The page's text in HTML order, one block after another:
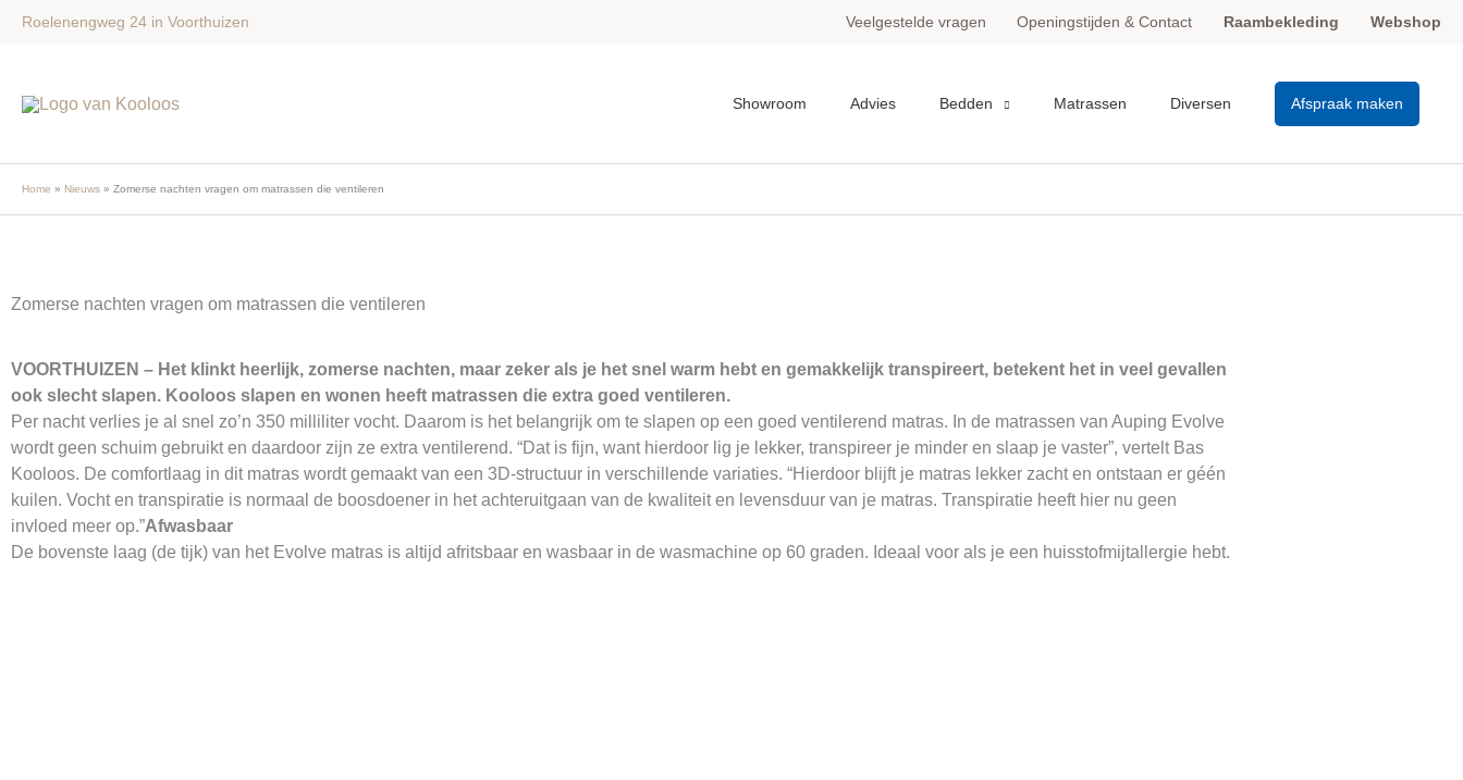
Roelenengweg 24 in Voorthuizen Veelgestelde vragen Openingstijden & Contact Raambekleding Webshop
Showroom Advies Bedden Matrassen Diversen Afspraak maken
Home Nieuws Zomerse nachten vragen om matrassen die ventileren
Zomerse nachten vragen om matrassen die ventileren
VOORTHUIZEN – Het klinkt heerlijk, zomerse nachten, maar zeker als je het snel warm hebt en gemakkelijk transpireert, betekent het in veel gevallen
ook slecht slapen. Kooloos slapen en wonen heeft matrassen die extra goed ventileren.
Per nacht verlies je al snel zo’n 350 milliliter vocht. Daarom is het belangrijk om te slapen op een goed ventilerend matras. In de matrassen van Auping Evolve
wordt geen schuim gebruikt en daardoor zijn ze extra ventilerend. “Dat is fijn, want hierdoor lig je lekker, transpireer je minder en slaap je vaster”, vertelt Bas
Kooloos. De comfortlaag in dit matras wordt gemaakt van een 3D-structuur in verschillende variaties. “Hierdoor blijft je matras lekker zacht en ontstaan er géén
kuilen. Vocht en transpiratie is normaal de boosdoener in het achteruitgaan van de kwaliteit en levensduur van je matras. Transpiratie heeft hier nu geen
invloed meer op.”Afwasbaar
De bovenste laag (de tijk) van het Evolve matras is altijd afritsbaar en wasbaar in de wasmachine op 60 graden. Ideaal voor als je een huisstofmijtallergie hebt.